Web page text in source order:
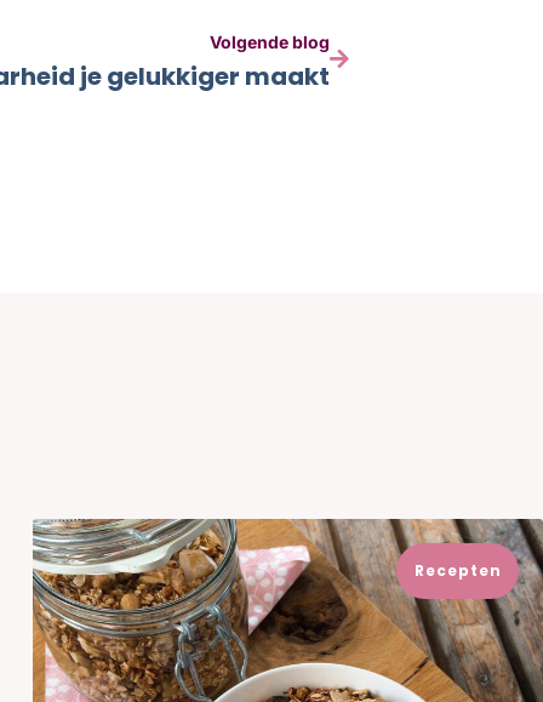
Volgende blog
je gelukkiger maakt
Recepten